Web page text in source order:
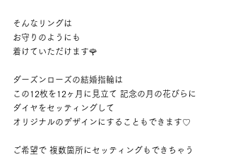
そんなリングは
お守りのようにも
着けていただけます🌹
ダーズンローズの結婚指輪は
この12枚を12ヶ月に見立て 記念の月の花びらに
ダイヤをセッティングして
オリジナルのデザインにすることもできます♡
ご希望で 複数箇所にセッティングもできちゃう